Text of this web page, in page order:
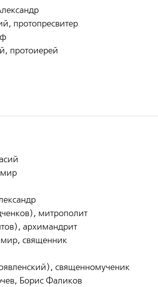
протопресвитер
протоиерей
митрополит
архимандрит
священник
священномученик
Борис Фаликов